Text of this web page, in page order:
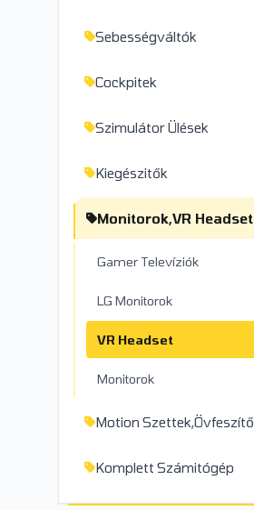
Sebességváltók
Cockpitek
Szimulátor Ülések
Kiegészitők
Monitorok,VR Headset
Gamer Televíziók
LG Monitorok
VR Headset
Monitorok
Motion Szettek,Övfeszítő
Komplett Számitógép